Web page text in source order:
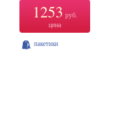
1253 руб.
цена
пакетики